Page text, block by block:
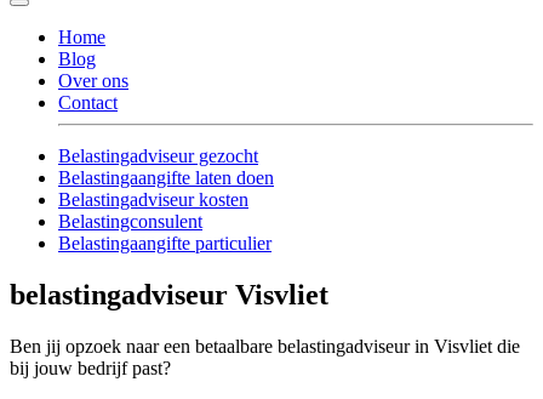
Home
Blog
Over ons
Contact
Belastingadviseur gezocht
Belastingaangifte laten doen
Belastingadviseur kosten
Belastingconsulent
Belastingaangifte particulier
belastingadviseur Visvliet
Ben jij opzoek naar een betaalbare belastingadviseur in Visvliet die
bij jouw bedrijf past?